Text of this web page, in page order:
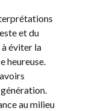
et du
éviter la
heureuse.
au milieu